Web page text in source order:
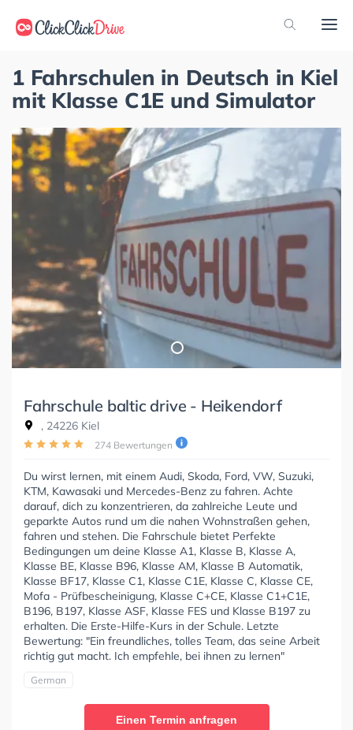
1 Fahrschulen in Deutsch in Kiel
mit Klasse C1E und Simulator
Fahrschule baltic drive - Heikendorf
, 24226 Kiel
274 Bewertungen
Du wirst lernen, mit einem Audi, Skoda, Ford, VW, Suzuki,
KTM, Kawasaki und Mercedes-Benz zu fahren. Achte
darauf, dich zu konzentrieren, da zahlreiche Leute und
geparkte Autos rund um die nahen Wohnstraßen gehen,
fahren und stehen. Die Fahrschule bietet Perfekte
Bedingungen um deine Klasse A1, Klasse B, Klasse A,
Klasse BE, Klasse B96, Klasse AM, Klasse B Automatik,
Klasse BF17, Klasse C1, Klasse C1E, Klasse C, Klasse CE,
Mofa - Prüfbescheinigung, Klasse C+CE, Klasse C1+C1E,
B196, B197, Klasse ASF, Klasse FES und Klasse B197 zu
erhalten. Die Erste-Hilfe-Kurs in der Schule. Letzte
Bewertung: "Ein freundliches, tolles Team, das seine Arbeit
richtig gut macht. Ich empfehle, bei ihnen zu lernen"
German
Einen Termin anfragen